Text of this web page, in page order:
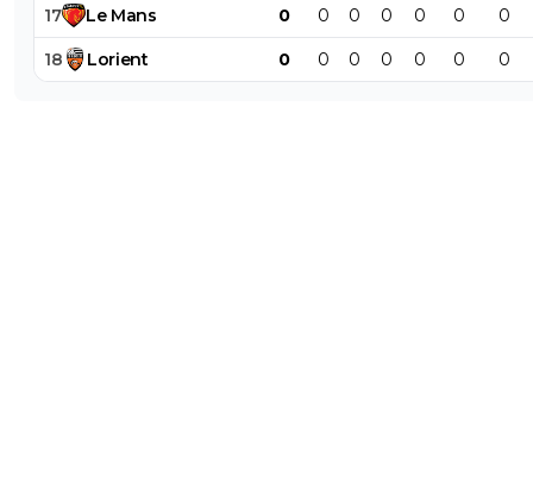
17 Le Mans 0 0 0 0 0 0 0
18 Lorient 0 0 0 0 0 0 0